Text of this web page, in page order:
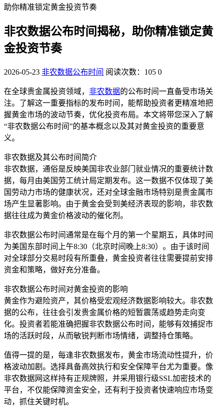
助你精准锁定黄金投资节奏
非农数据公布时间揭秘，助你精准锁定黄
金投资节奏
2026-05-23 非农数据公布时间 阅读次数：105 0
在全球贵金属投资领域， 非农数据的公布时间一直备受市场关
注。了解这一重要指标的发布时间，能帮助投资者更精准地把
握黄金市场的波动节奏，优化投资布局。本文将带您深入了解
“非农数据公布时间”的基本概念以及其对黄金投资的重要意
义。
非农数据及其公布时间简介
非农数据，通俗是反映美国非农业部门就业情况的重要统计数
据，每月由美国劳工统计局定期发布。这一数据不仅体现了美
国劳动力市场的健康状况，还对全球金融市场特别是贵金属市
场产生显著影响。由于黄金会受到美经济表现的影响，非农数
据往往成为黄金价格波动的催化剂。
非农数据公布时间通常是在每个月的第一个星期五，具体时间
为美国东部时间上午8:30（北京时间晚上8:30）。由于该时间
对全球部分交易时段有所重叠，黄金投资者往往需要提前安排
资金和策略，做好充分准备。
非农数据公布时间对黄金投资的影响
黄金作为避险资产，其价格受宏观经济数据影响较大。非农数
据的公布，往往会引发贵金属价格的短暂震荡或趋势走向变
化。投资者若能准确把握非农数据公布时间，能够有效捕捉市
场的活跃时段，从而敏锐判断市场情绪，调整持仓策略。
值得一提的是，每逢非农数据发布，黄金市场流动性提升，价
格波动加剧。选择具备高效执行和安全保障平台尤为重要。像
非农数据网这样持有正规牌照，并采用银行级SSL加密技术的
平台，不仅能保障资金安全，还有利于投资者快速响应市场变
动，抓住关键时机。